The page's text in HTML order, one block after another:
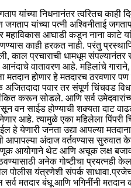
यांच्या निधनानंतर त्वरितच काही
यांच्या पत्नी अश्विनीताई
आघाडी कडून नाना काटे
काही हरकत नाही. परंतु
काल प्रचाराची धामधूम
आनंदाचे वातावरण आहे. महिलांचे
होणार हे मतदारच ठरवणार
अजितदादा पवार तर संपूर्ण चिंचवड
करून सोडले. आणि सर्व
वन साईड होण्याची शक्यता दाट
आहे. त्यामुळे एका महिलेला पिंपरी
हे येणारी जनता उद्या आपल्या
आपापल्या अंदाज वर्तवण्यास सुरुवात
आयोगाने थेट आणि अचूक लक्ष
अनेक गोष्टीचा प्रयत्नही
यंत्रणेशी संपर्क
सर्व मतदार बंधू आणि भगिनींनी